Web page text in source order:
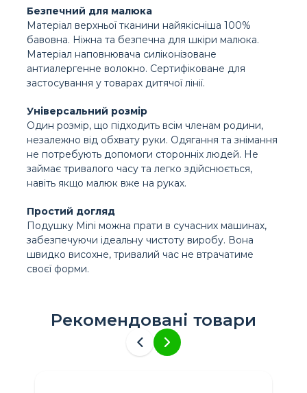
Безпечний для малюка
Матеріал верхньої тканини найякісніша 100%
бавовна. Ніжна та безпечна для шкіри малюка.
Матеріал наповнювача силіконізоване
антиалергенне волокно. Сертифіковане для
застосування у товарах дитячої лінії.
Універсальний розмір
Один розмір, що підходить всім членам родини,
незалежно від обхвату руки. Одягання та знімання
не потребують допомоги сторонніх людей. Не
займає тривалого часу та легко здійснюється,
навіть якщо малюк вже на руках.
Простий догляд
Подушку Mini можна прати в сучасних машинах,
забезпечуючи ідеальну чистоту виробу. Вона
швидко висохне, тривалий час не втрачатиме
своєї форми.
Рекомендовані товари